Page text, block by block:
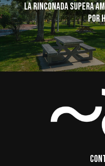
La Rinconada supera
por